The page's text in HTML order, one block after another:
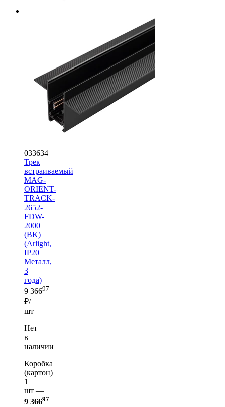
033634
Трек
встраиваемый
MAG-
ORIENT-
TRACK-
2652-
FDW-
2000
(BK)
(Arlight,
IP20
Металл,
3
года)
9 36697
₽/
шт
Нет
в
наличии
Коробка
(картон)
1
шт —
9 36697